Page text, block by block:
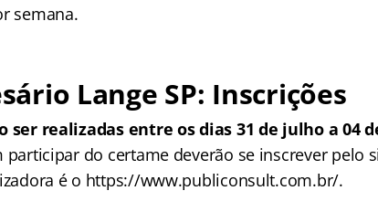
semana.
Lange SP: Inscrições
ser realizadas entre os dias 31 de julho a 04
participar do certame deverão se inscrever pelo
é o https://www.publiconsult.com.br/.